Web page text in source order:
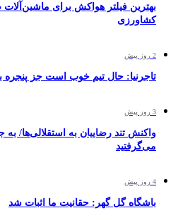
بهترین فیلتر هواکش برای
کشاورزی
2 روز پیش
تاجرنیا: حال تیم خوب است جز پنجره
3 روز پیش
واکنش تند رضاییان به استقلالی‌ها/ به
می‌گرفتید
4 روز پیش
باشگاه گل گهر: حقانیت ما اثبات شد